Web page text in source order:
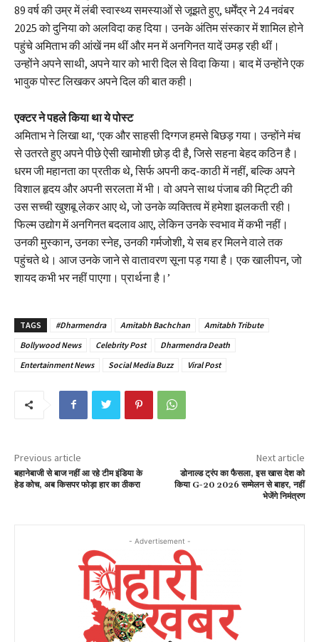
89 वर्ष की उम्र में लंबी स्वास्थ्य समस्याओं से जूझते हुए, धर्मेंद्र ने 24 नवंबर
2025 को दुनिया को अलविदा कह दिया। उनके अंतिम संस्कार में शामिल होने
पहुंचे अमिताभ की आंखें नम थीं और मन में अनगिनत यादें उमड़ रही थीं।
उन्होंने अपने साथी, अपने यार को भारी दिल से विदा किया। बाद में उन्होंने एक
भावुक पोस्ट लिखकर अपने दिल की बात कही।
एक्टर ने पहले किया था ये पोस्ट
अमिताभ ने लिखा था, ‘एक और साहसी दिग्गज हमसे बिछड़ गया। उन्होंने मंच
से उतरते हुए अपने पीछे ऐसी खामोशी छोड़ दी है, जिसे सहना बेहद कठिन है।
धरम जी महानता का प्रतीक थे, सिर्फ अपनी कद-काठी में नहीं, बल्कि अपने
विशाल हृदय और अपनी सरलता में भी। वो अपने साथ पंजाब की मिट्टी की
उस सच्ची खुशबू लेकर आए थे, जो उनके व्यक्तित्व में हमेशा झलकती रही।
फिल्म उद्योग में अनगिनत बदलाव आए, लेकिन उनके स्वभाव में कभी नहीं।
उनकी मुस्कान, उनका स्नेह, उनकी गर्मजोशी, ये सब हर मिलने वाले तक
पहुंचते थे। आज उनके जाने से वातावरण सूना पड़ गया है। एक खालीपन, जो
शायद कभी भर नहीं पाएगा। प्रार्थना है।’
TAGS #Dharmendra Amitabh Bachchan
Amitabh Tribute
Bollywood News
Celebrity Post
Dharmendra Death
Entertainment News
Social Media Buzz Viral Post
Previous article
बहानेबाजी से बाज नहीं आ रहे टीम इंडिया के
हेड कोच, अब किसपर फोड़ा हार का ठीकरा
Next article
डोनाल्ड ट्रंप का फैसला, इस खास देश को
किया G-20 2026 सम्मेलन से बाहर, नहीं
भेजेंगे निमंत्रण
- Advertisement -